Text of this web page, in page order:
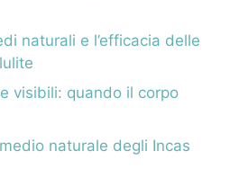
naturali e l’efficacia delle
visibili: quando il corpo
naturale degli Incas